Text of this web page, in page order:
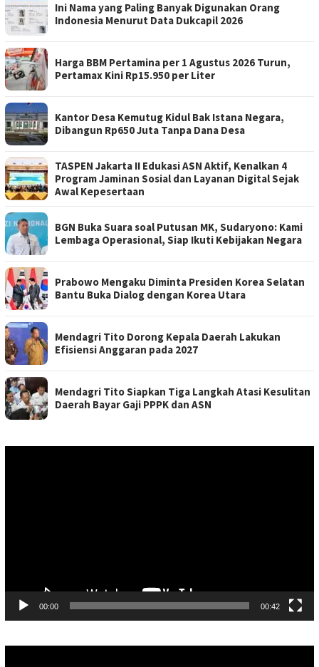
Ini Nama yang Paling Banyak Digunakan Orang
Indonesia Menurut Data Dukcapil 2026
Harga BBM Pertamina per 1 Agustus 2026 Turun,
Pertamax Kini Rp15.950 per Liter
Kantor Desa Kemutug Kidul Bak Istana Negara,
Dibangun Rp650 Juta Tanpa Dana Desa
TASPEN Jakarta II Edukasi ASN Aktif, Kenalkan 4
Program Jaminan Sosial dan Layanan Digital Sejak
Awal Kepesertaan
BGN Buka Suara soal Putusan MK, Sudaryono: Kami
Lembaga Operasional, Siap Ikuti Kebijakan Negara
Prabowo Mengaku Diminta Presiden Korea Selatan
Bantu Buka Dialog dengan Korea Utara
Mendagri Tito Dorong Kepala Daerah Lakukan
Efisiensi Anggaran pada 2027
Mendagri Tito Siapkan Tiga Langkah Atasi Kesulitan
Daerah Bayar Gaji PPPK dan ASN
00:00 00:42